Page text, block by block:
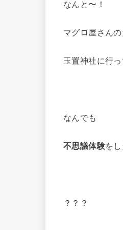
なんと〜！
マグロ屋さんの
玉置神社に行っ
なんでも
不思議体験を
？？？